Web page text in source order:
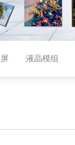
液晶模组